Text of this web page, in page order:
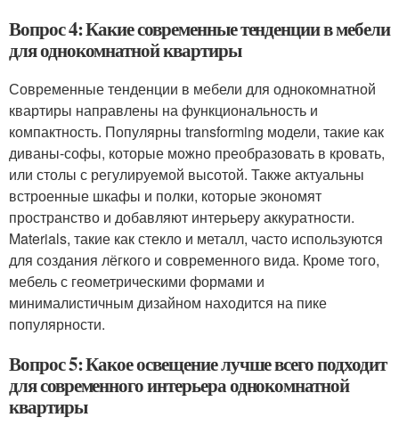
Вопрос 4: Какие современные тенденции в мебели
для однокомнатной квартиры
Современные тенденции в мебели для однокомнатной
квартиры направлены на функциональность и
компактность. Популярны transforming модели, такие как
диваны-софы, которые можно преобразовать в кровать,
или столы с регулируемой высотой. Также актуальны
встроенные шкафы и полки, которые экономят
пространство и добавляют интерьеру аккуратности.
Materials, такие как стекло и металл, часто используются
для создания лёгкого и современного вида. Кроме того,
мебель с геометрическими формами и
минималистичным дизайном находится на пике
популярности.
Вопрос 5: Какое освещение лучше всего подходит
для современного интерьера однокомнатной
квартиры